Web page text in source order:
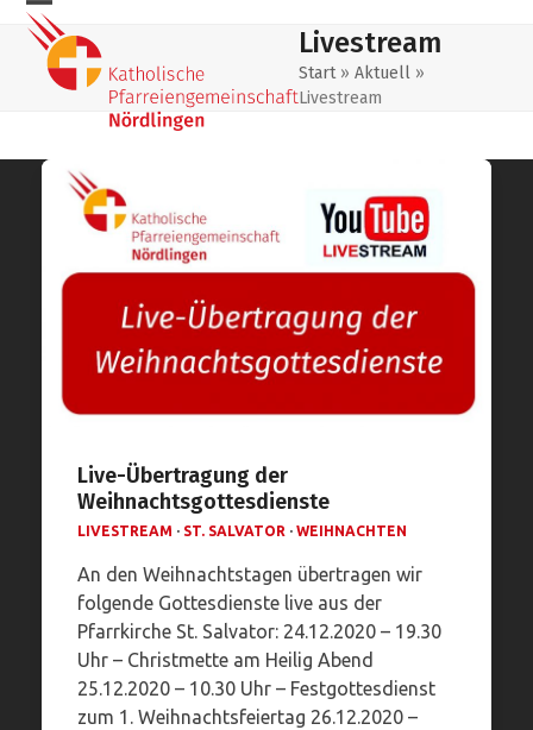
Skip
content
Mobiles
Menu
Mobiles
Menu
schließen
Livestream
Start»Aktuell »
Livestream
Live-Übertragung der
Weihnachtsgottesdienste
LIVESTREAM · ST. SALVATOR · WEIHNACHTEN
An den Weihnachtstagen übertragen wir
folgende Gottesdienste live aus der
Pfarrkirche St. Salvator: 24.12.2020 – 19.30
Uhr – Christmette am Heilig Abend
25.12.2020 – 10.30 Uhr – Festgottesdienst
zum 1. Weihnachtsfeiertag 26.12.2020 –